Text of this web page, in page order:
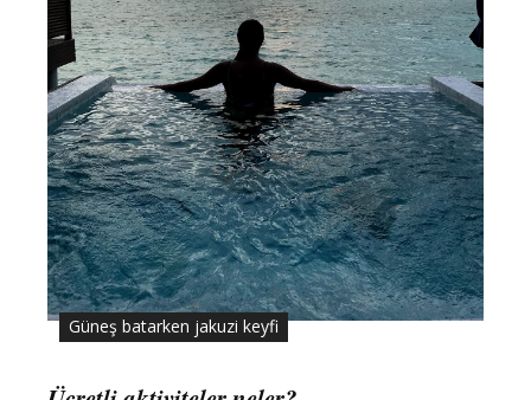
Güneş batarken jakuzi keyfi